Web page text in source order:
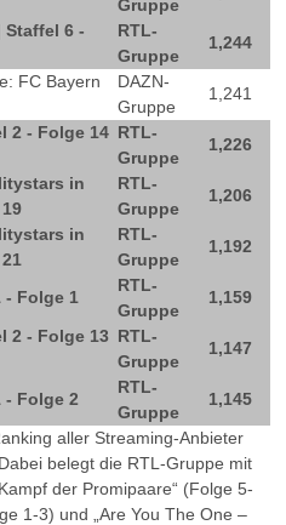
Gruppe
Staffel 6 -
RTL-
Gruppe
1,244
FC Bayern
DAZN-
Gruppe
1,241
2 - Folge 14 RTL-
Gruppe
1,226
in
RTL-
Gruppe
1,206
in
RTL-
Gruppe
1,192
- Folge 1
RTL-
Gruppe
1,159
2 - Folge 13 RTL-
Gruppe
1,147
- Folge 2
RTL-
Gruppe
1,145
aller Streaming-Anbieter
belegt die RTL-Gruppe mit
der Promipaare“ (Folge 5-
1-3) und „Are You The One –